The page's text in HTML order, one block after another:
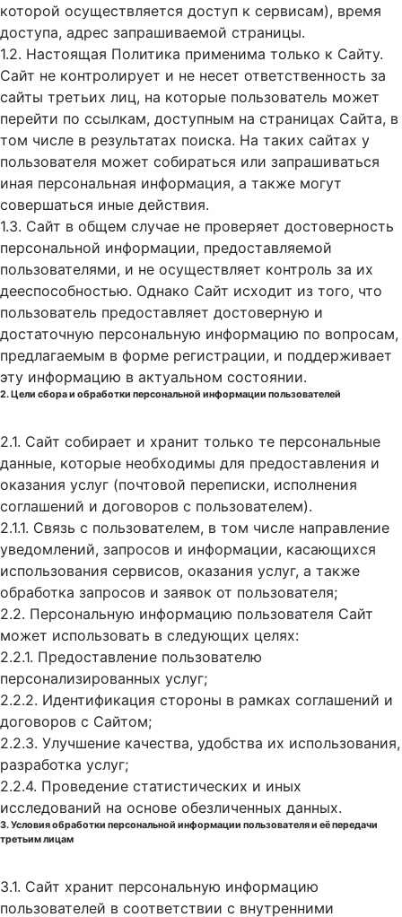
которой осуществляется доступ к cервисам), время
доступа, адрес запрашиваемой страницы.
1.2. Настоящая Политика применима только к Сайту.
Сайт не контролирует и не несет ответственность за
сайты третьих лиц, на которые пользователь может
перейти по ссылкам, доступным на страницах Сайта, в
том числе в результатах поиска. На таких сайтах у
пользователя может собираться или запрашиваться
иная персональная информация, а также могут
совершаться иные действия.
1.3. Сайт в общем случае не проверяет достоверность
персональной информации, предоставляемой
пользователями, и не осуществляет контроль за их
дееспособностью. Однако Сайт исходит из того, что
пользователь предоставляет достоверную и
достаточную персональную информацию по вопросам,
предлагаемым в форме регистрации, и поддерживает
эту информацию в актуальном состоянии.
2. Цели сбора и обработки персональной информации пользователей
2.1. Сайт собирает и хранит только те персональные
данные, которые необходимы для предоставления и
оказания услуг (почтовой переписки, исполнения
соглашений и договоров с пользователем).
2.1.1. Связь с пользователем, в том числе направление
уведомлений, запросов и информации, касающихся
использования сервисов, оказания услуг, а также
обработка запросов и заявок от пользователя;
2.2. Персональную информацию пользователя Сайт
может использовать в следующих целях:
2.2.1. Предоставление пользователю
персонализированных услуг;
2.2.2. Идентификация стороны в рамках соглашений и
договоров с Сайтом;
2.2.3. Улучшение качества, удобства их использования,
разработка услуг;
2.2.4. Проведение статистических и иных
исследований на основе обезличенных данных.
3. Условия обработки персональной информации пользователя и её передачи
третьим лицам
3.1. Сайт хранит персональную информацию
пользователей в соответствии с внутренними